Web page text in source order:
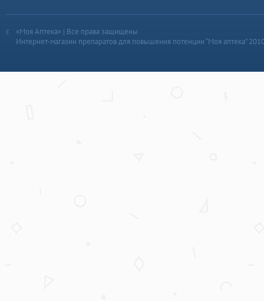
«Моя Аптека» | Все права защищены
Интернет-магазин препаратов для повышения потенции “Моя аптека”